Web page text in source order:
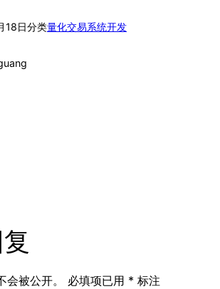
18日分类量化交易系统开发
被公开。 必填项已用 * 标注